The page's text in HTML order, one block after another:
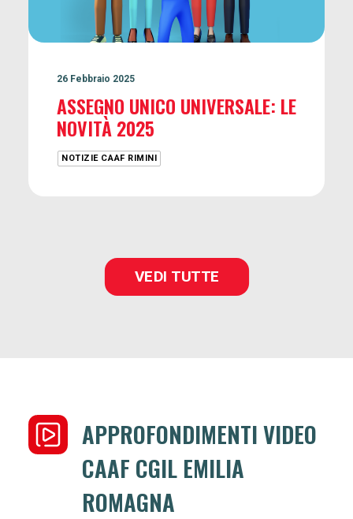
26 Febbraio 2025
ASSEGNO UNICO UNIVERSALE: LE
NOVITÀ 2025
NOTIZIE CAAF RIMINI
VEDI TUTTE
APPROFONDIMENTI VIDEO
CAAF CGIL EMILIA
ROMAGNA